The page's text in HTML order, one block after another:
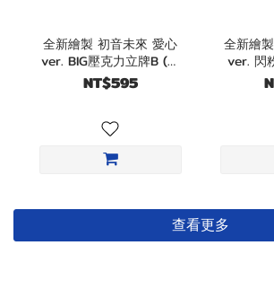
全新繪製 初音未來 愛心
ver. BIG壓克力立牌B (繪
師 : coalowl)
NT$595
全新繪
ver. 閃
查看更多